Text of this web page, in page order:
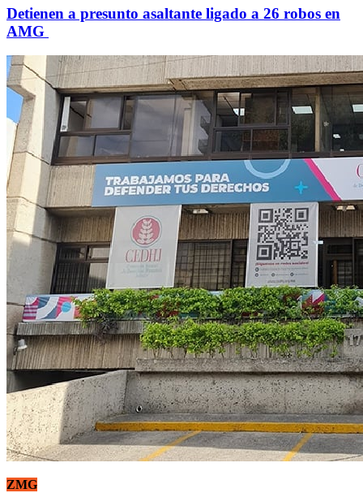
Detienen a presunto asaltante ligado a 26 robos en
AMG
ZMG